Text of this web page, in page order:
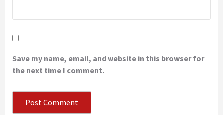
Save my name, email, and website in this browser for
the next time I comment.